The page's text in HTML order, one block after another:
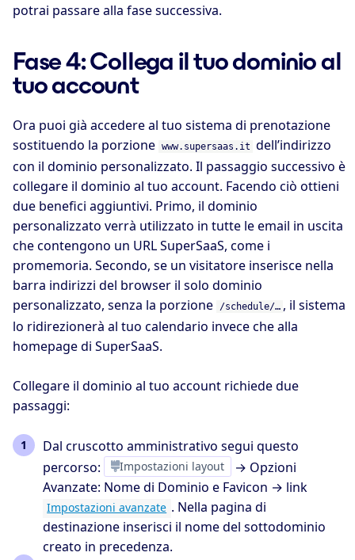
potrai passare alla fase successiva.
Fase 4: Collega il tuo dominio al
tuo account
Ora puoi già accedere al tuo sistema di prenotazione
sostituendo la porzione www.supersaas.it dell’indirizzo
con il dominio personalizzato. Il passaggio successivo è
collegare il dominio al tuo account. Facendo ciò ottieni
due benefici aggiuntivi. Primo, il dominio
personalizzato verrà utilizzato in tutte le email in uscita
che contengono un URL SuperSaaS, come i
promemoria. Secondo, se un visitatore inserisce nella
barra indirizzi del browser il solo dominio
personalizzato, senza la porzione
/schedule/… , il sistema
lo ridirezionerà al tuo calendario invece che alla
homepage di SuperSaaS.
Collegare il dominio al tuo account richiede due
passaggi:
Dal cruscotto amministrativo segui questo
percorso:
Impostazioni layout
→ Opzioni
Avanzate: Nome di Dominio e Favicon → link
Impostazioni avanzate . Nella pagina di
destinazione inserisci il nome del sottodominio
creato in precedenza.